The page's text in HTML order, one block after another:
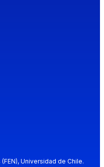
Universidad de Chile.